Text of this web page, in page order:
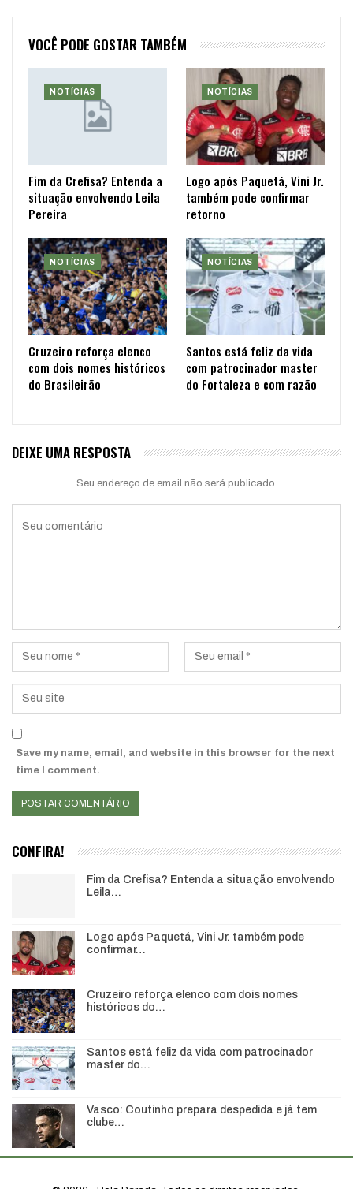
VOCÊ PODE GOSTAR TAMBÉM
NOTÍCIAS
Fim da Crefisa? Entenda a
situação envolvendo Leila
Pereira
NOTÍCIAS
Logo após Paquetá, Vini Jr.
também pode confirmar
retorno
NOTÍCIAS
Cruzeiro reforça elenco
com dois nomes históricos
do Brasileirão
NOTÍCIAS
Santos está feliz da vida
com patrocinador master
do Fortaleza e com razão
DEIXE UMA RESPOSTA
Seu endereço de email não será publicado.
Save my name, email, and website in this browser for the next
time I comment.
CONFIRA!
Fim da Crefisa? Entenda a situação envolvendo
Leila…
Logo após Paquetá, Vini Jr. também pode
confirmar…
Cruzeiro reforça elenco com dois nomes
históricos do…
Santos está feliz da vida com patrocinador
master do…
Vasco: Coutinho prepara despedida e já tem
clube…